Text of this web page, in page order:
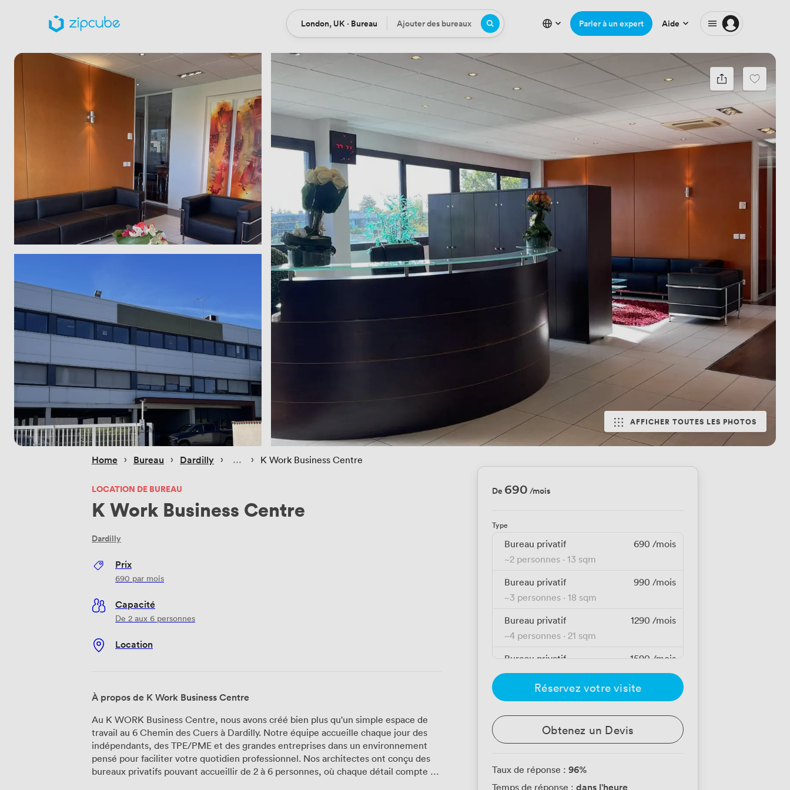
Location
London, UK · Bureau Bureaux
Ajouter des bureaux Parler à un expert Aide
AFFICHER TOUTES LES PHOTOS
Home › Bureau › Dardilly › › K Work Business Centre
LOCATION DE BUREAU
K Work Business Centre
Dardilly
Prix
690 par mois
Capacité
De 2 aux 6 personnes
Location
À propos de K Work Business Centre
Au K WORK Business Centre, nous avons créé bien plus qu'un simple espace de
travail au 6 Chemin des Cuers à Dardilly. Notre équipe accueille chaque jour des
indépendants, des TPE/PME et des grandes entreprises dans un environnement
pensé pour faciliter votre quotidien professionnel. Nos architectes ont conçu des
bureaux privatifs pouvant accueillir de 2 à 6 personnes, où chaque détail compte :
De 690 /mois
Type
Bureau privatif 690 /mois
~2 personnes · 13 sqm
Bureau privatif
990 /mois
~3 personnes · 18 sqm
Bureau privatif
1290 /mois
~4 personnes · 21 sqm
Bureau privatif
1590 /mois
~5 personnes · 26 sqm
Réservez votre visite
Obtenez un Devis
Taux de réponse : 96%
Temps de réponse : dans l'heure